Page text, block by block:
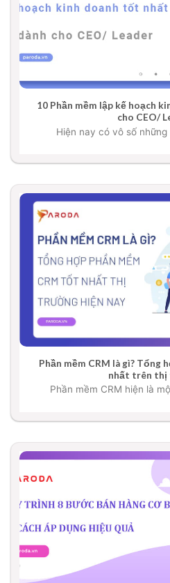
10 Phần mềm lập kế hoạch
cho CEO/
Hiện nay có vô số
Phần mềm CRM là gì? Tổng
nhất trên
Phần mềm CRM hiện là